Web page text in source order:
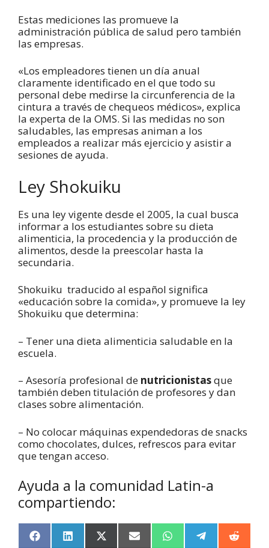
Estas mediciones las promueve la
administración pública de salud pero también
las empresas.
«Los empleadores tienen un día anual
claramente identificado en el que todo su
personal debe medirse la circunferencia de la
cintura a través de chequeos médicos», explica
la experta de la OMS. Si las medidas no son
saludables, las empresas animan a los
empleados a realizar más ejercicio y asistir a
sesiones de ayuda.
Ley Shokuiku
Es una ley vigente desde el 2005, la cual busca
informar a los estudiantes sobre su dieta
alimenticia, la procedencia y la producción de
alimentos, desde la preescolar hasta la
secundaria.
Shokuiku traducido al español significa
«educación sobre la comida», y promueve la ley
Shokuiku que determina:
– Tener una dieta alimenticia saludable en la
escuela.
– Asesoría profesional de nutricionistasque
también deben titulación de profesores y dan
clases sobre alimentación.
– No colocar máquinas expendedoras de snacks
como chocolates, dulces, refrescos para evitar
que tengan acceso.
Ayuda a la comunidad Latin-a
compartiendo:
F L X E W R